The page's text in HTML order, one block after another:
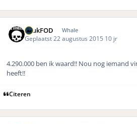
LuukFOD Whale
Geplaatst 22 augustus 2015 10 jr
4.290.000 ben ik waard!! Nou nog iemand
heeft!!
Citeren